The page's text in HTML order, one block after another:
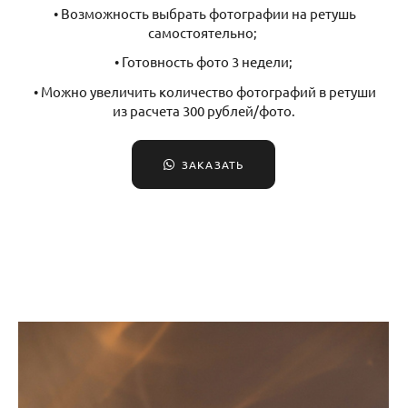
• Возможность выбрать фотографии на ретушь
самостоятельно;
• Готовность фото 3 недели;
• Можно увеличить количество фотографий в ретуши
из расчета 300 рублей/фото.
ЗАКАЗАТЬ